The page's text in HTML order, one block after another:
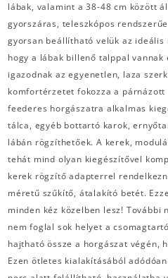
lábak, valamint a 38-48 cm között
gyorszáras, teleszkópos
gyorsan beállítható velük az ideális
hogy a lábak billenő talppal
igazodnak az egyenetlen, laza
komfortérzetet fokozza a
feederes horgászatra alkalmas
tálca, egyéb bottartó karok,
lábán rögzíthetőek. A kerek,
tehát mind olyan kiegészítővel
kerek rögzítő adapterrel
méretű szűkítő, átalakító betét.
minden kéz közelben lesz! További
nem foglal sok helyet a
hajtható össze a horgászat végén,
Ezen ötletes kialakításából